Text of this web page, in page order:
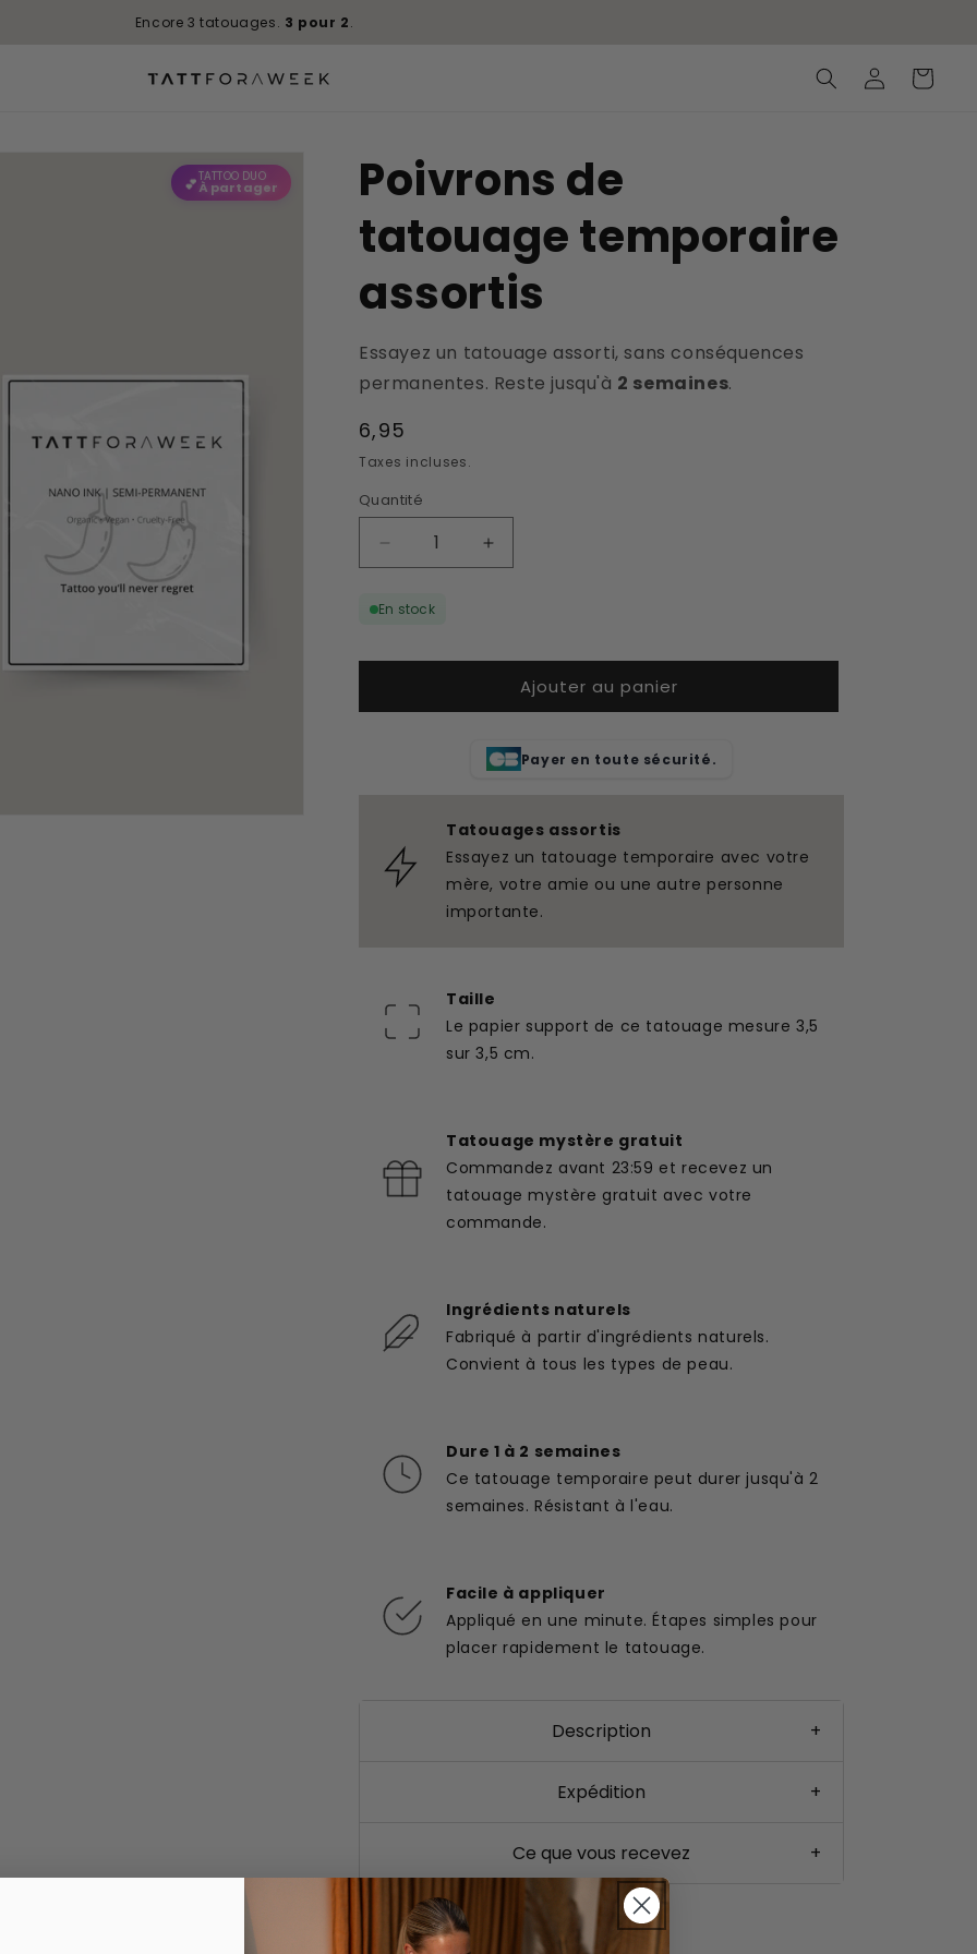
Trustscore4.9 / 5 |450+avis
ConnexionPanier
💕TATTOO DUO
À partager
Poivrons de
tatouage temporaire
assortis
Essayez un tatouage assorti, sans conséquences
permanentes. Reste jusqu'à 2 semaines.
Prix
habituel
6,95
Taxes incluses.
Quantité
Réduire
la
de
de
temporaire
Augmenter
la
de
tatouage
temporaire
En stock
Ajouter au panier
Payer en toute sécurité.
Tatouages assortis
Essayez un tatouage temporaire avec votre
mère, votre amie ou une autre personne
importante.
Taille
Le papier support de ce tatouage mesure 3,5
sur 3,5 cm.
Tatouage mystère gratuit
Commandez avant 23:59 et recevez un
tatouage mystère gratuit avec votre
commande.
Ingrédients naturels
Fabriqué à partir d'ingrédients naturels.
Convient à tous les types de peau.
Dure 1 à 2 semaines
Ce tatouage temporaire peut durer jusqu'à 2
semaines. Résistant à l'eau.
Facile à appliquer
Appliqué en une minute. Étapes simples pour
placer rapidement le tatouage.
Description +
Expédition +
Ce que vous recevez +
Comparter